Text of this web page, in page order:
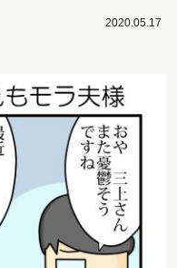
2020.05.17